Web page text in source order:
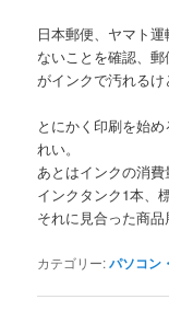
日本郵便、ヤマト
ないことを確認、
がインクで汚れるけ
とにかく印刷を始
れい。
あとはインクの消費
インクタンク1本、
それに見合った商品
カテゴリー:パソコン